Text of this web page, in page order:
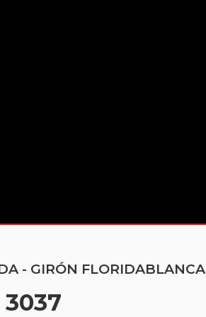
- GIRÓN FLORIDABLANCA
3037